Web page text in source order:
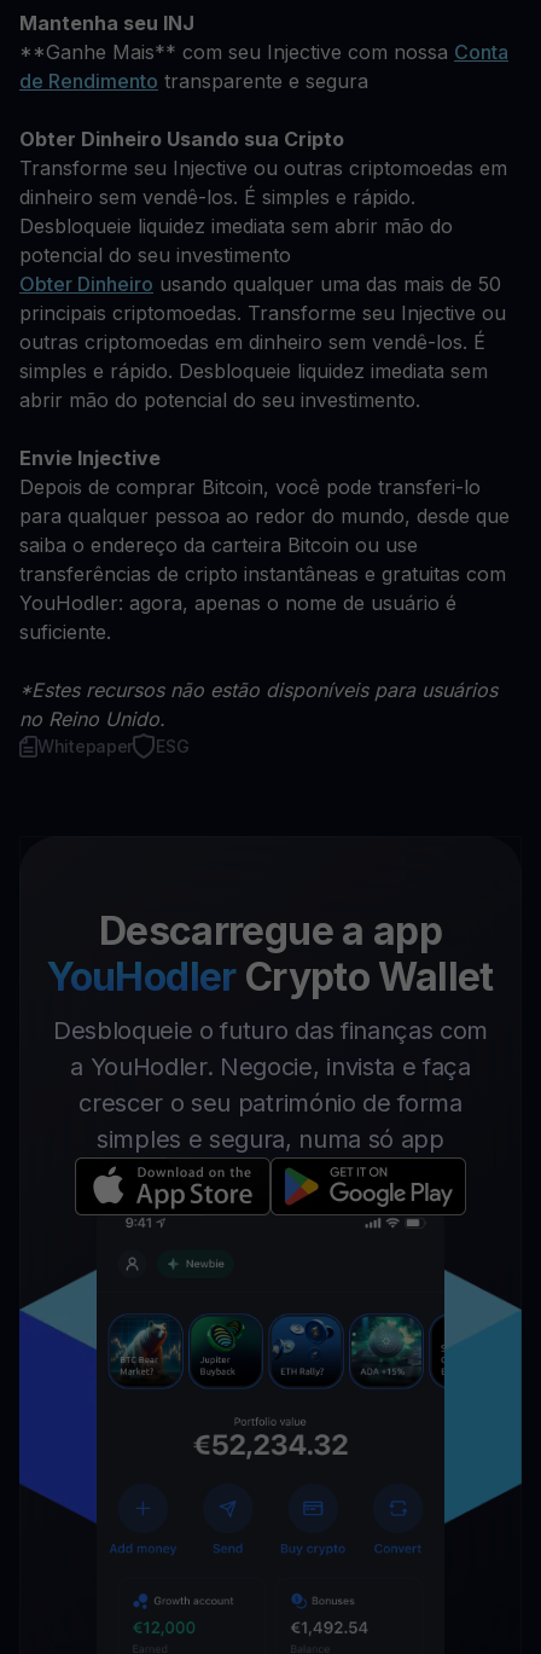
Mantenha seu INJ
**Ganhe Mais** com seu Injective com nossa Conta
de Rendimento transparente e segura
Obter Dinheiro Usando sua Cripto
Transforme seu Injective ou outras criptomoedas em
dinheiro sem vendê-los. É simples e rápido.
Desbloqueie liquidez imediata sem abrir mão do
potencial do seu investimento
Obter Dinheiro usando qualquer uma das mais de 50
principais criptomoedas. Transforme seu Injective ou
outras criptomoedas em dinheiro sem vendê-los. É
simples e rápido. Desbloqueie liquidez imediata sem
abrir mão do potencial do seu investimento.
Envie Injective
Depois de comprar Bitcoin, você pode transferi-lo
para qualquer pessoa ao redor do mundo, desde que
saiba o endereço da carteira Bitcoin ou use
transferências de cripto instantâneas e gratuitas com
YouHodler: agora, apenas o nome de usuário é
suficiente.
*Estes recursos não estão disponíveis para usuários
no Reino Unido.
Whitepaper ESG
Descarregue a app
YouHodler Crypto Wallet
Desbloqueie o futuro das finanças com
a YouHodler. Negocie, invista e faça
crescer o seu património de forma
simples e segura, numa só app